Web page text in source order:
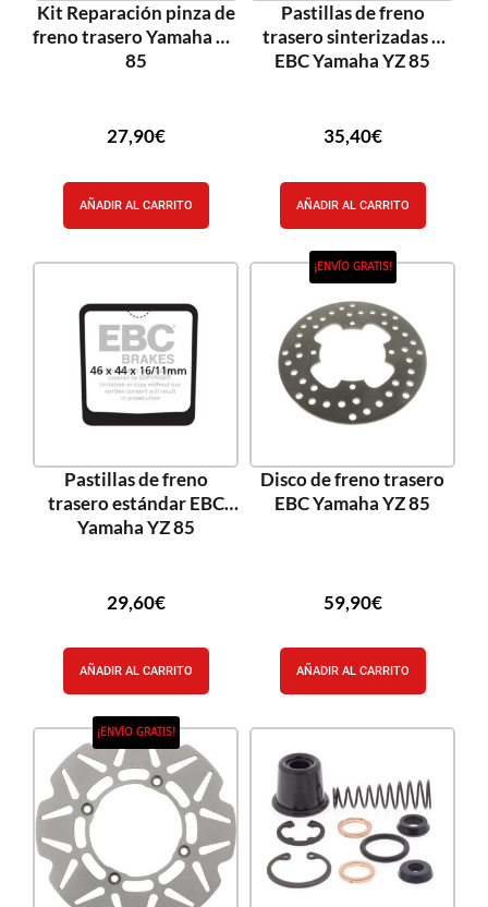
Kit Reparación pinza de
freno trasero Yamaha YZ
85
27,90€
AÑADIR AL CARRITO
Pastillas de freno
trasero sinterizadas R
EBC Yamaha YZ 85
35,40€
AÑADIR AL CARRITO
Pastillas de freno
trasero estándar EBC
Yamaha YZ 85
29,60€
AÑADIR AL CARRITO
¡ENVÍO GRATIS!
Disco de freno trasero
EBC Yamaha YZ 85
59,90€
AÑADIR AL CARRITO
¡ENVÍO GRATIS!